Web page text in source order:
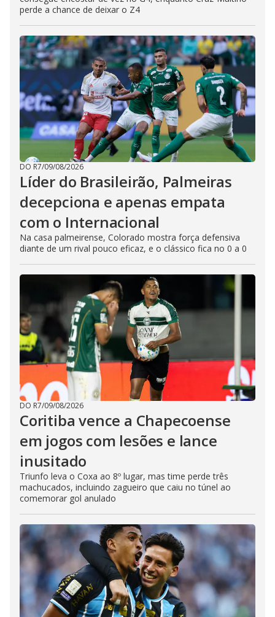
perde a chance de deixar o Z4
DO R7/09/08/2026
Líder do Brasileirão, Palmeiras
decepciona e apenas empata
com o Internacional
Na casa palmeirense, Colorado mostra força defensiva
diante de um rival pouco eficaz, e o clássico fica no 0 a 0
DO R7/09/08/2026
Coritiba vence a Chapecoense
em jogos com lesões e lance
inusitado
Triunfo leva o Coxa ao 8º lugar, mas time perde três
machucados, incluindo zagueiro que caiu no túnel ao
comemorar gol anulado